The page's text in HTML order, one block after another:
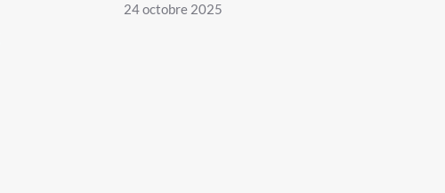
24 octobre 2025